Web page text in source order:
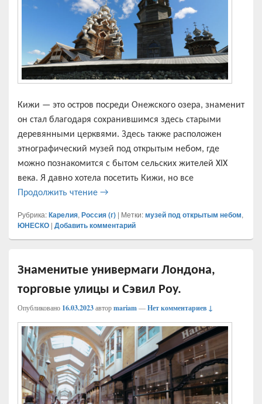
Кижи — это остров посреди Онежского озера, знаменит
он стал благодаря сохранившимся здесь старыми
деревянными церквями. Здесь также расположен
этнографический музей под открытым небом, где
можно познакомится с бытом сельских жителей XIX
века. Я давно хотела посетить Кижи, но все
Продолжить чтение Петрозаводск. Кижи, где люди жили в
→
Рубрика:Карелия, Россия (г) | Метки:музей под открытым небом,
ЮНЕСКО | Добавить комментарий
Знаменитые универмаги Лондона,
торговые улицы и Сэвил Роу.
Опубликовано 16.03.2023авторmariam—Нет комментариев ↓